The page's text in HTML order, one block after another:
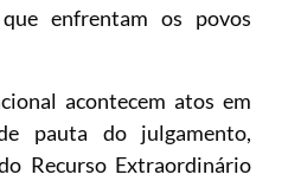
enfrentam os povos
acontecem atos em
pauta do julgamento,
Recurso Extraordinário